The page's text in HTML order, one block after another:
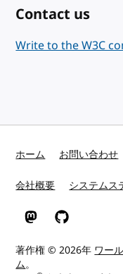
Contact us
Write to the W3C
ホーム お問い合わせ
会社概要 システムス
MastodonGitHub
著作権 © 2026年 ワー
ム。